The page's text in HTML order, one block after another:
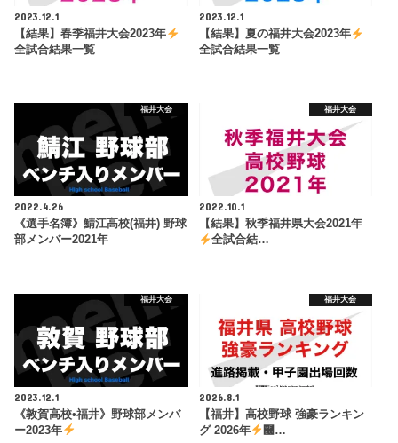
2023.12.1
【結果】春季福井大会2023年
全試合結果一覧
2023.12.1
【結果】夏の福井大会2023年
全試合結果一覧
福井大会
2022.4.26
《選手名簿》鯖江高校(福井) 野球
部メンバー2021年
福井大会
2022.10.1
【結果】秋季福井県大会2021年
全試合結…
福井大会
2023.12.1
《敦賀高校•福井》野球部メンバ
ー2023年
福井大会
2026.8.1
【福井】高校野球 強豪ランキン
グ 2026年
࿠…